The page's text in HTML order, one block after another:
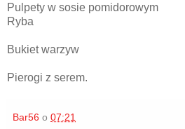
Pulpety w sosie pomidorowym
Ryba
Bukiet warzyw
Pierogi z serem.
Bar56 o 07:21